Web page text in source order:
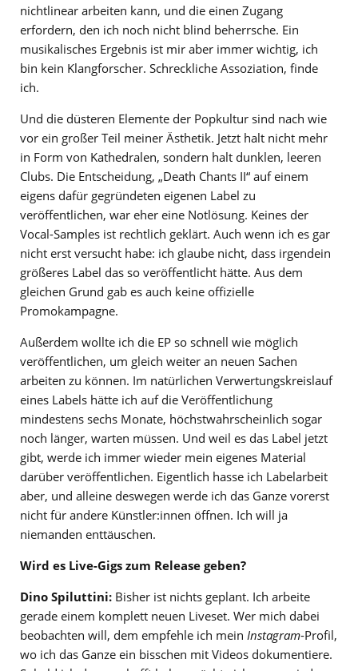
nichtlinear arbeiten kann, und die einen Zugang
erfordern, den ich noch nicht blind beherrsche. Ein
musikalisches Ergebnis ist mir aber immer wichtig, ich
bin kein Klangforscher. Schreckliche Assoziation, finde
ich.
Und die düsteren Elemente der Popkultur sind nach wie
vor ein großer Teil meiner Ästhetik. Jetzt halt nicht mehr
in Form von Kathedralen, sondern halt dunklen, leeren
Clubs. Die Entscheidung, „Death Chants II“ auf einem
eigens dafür gegründeten eigenen Label zu
veröffentlichen, war eher eine Notlösung. Keines der
Vocal-Samples ist rechtlich geklärt. Auch wenn ich es gar
nicht erst versucht habe: ich glaube nicht, dass irgendein
größeres Label das so veröffentlicht hätte. Aus dem
gleichen Grund gab es auch keine offizielle
Promokampagne.
Außerdem wollte ich die EP so schnell wie möglich
veröffentlichen, um gleich weiter an neuen Sachen
arbeiten zu können. Im natürlichen Verwertungskreislauf
eines Labels hätte ich auf die Veröffentlichung
mindestens sechs Monate, höchstwahrscheinlich sogar
noch länger, warten müssen. Und weil es das Label jetzt
gibt, werde ich immer wieder mein eigenes Material
darüber veröffentlichen. Eigentlich hasse ich Labelarbeit
aber, und alleine deswegen werde ich das Ganze vorerst
nicht für andere Künstler:innen öffnen. Ich will ja
niemanden enttäuschen.
Wird es Live-Gigs zum Release geben?
Dino Spiluttini: Bisher ist nichts geplant. Ich arbeite
gerade einem komplett neuen Liveset. Wer mich dabei
beobachten will, dem empfehle ich mein Instagram-Profil,
wo ich das Ganze ein bisschen mit Videos dokumentiere.